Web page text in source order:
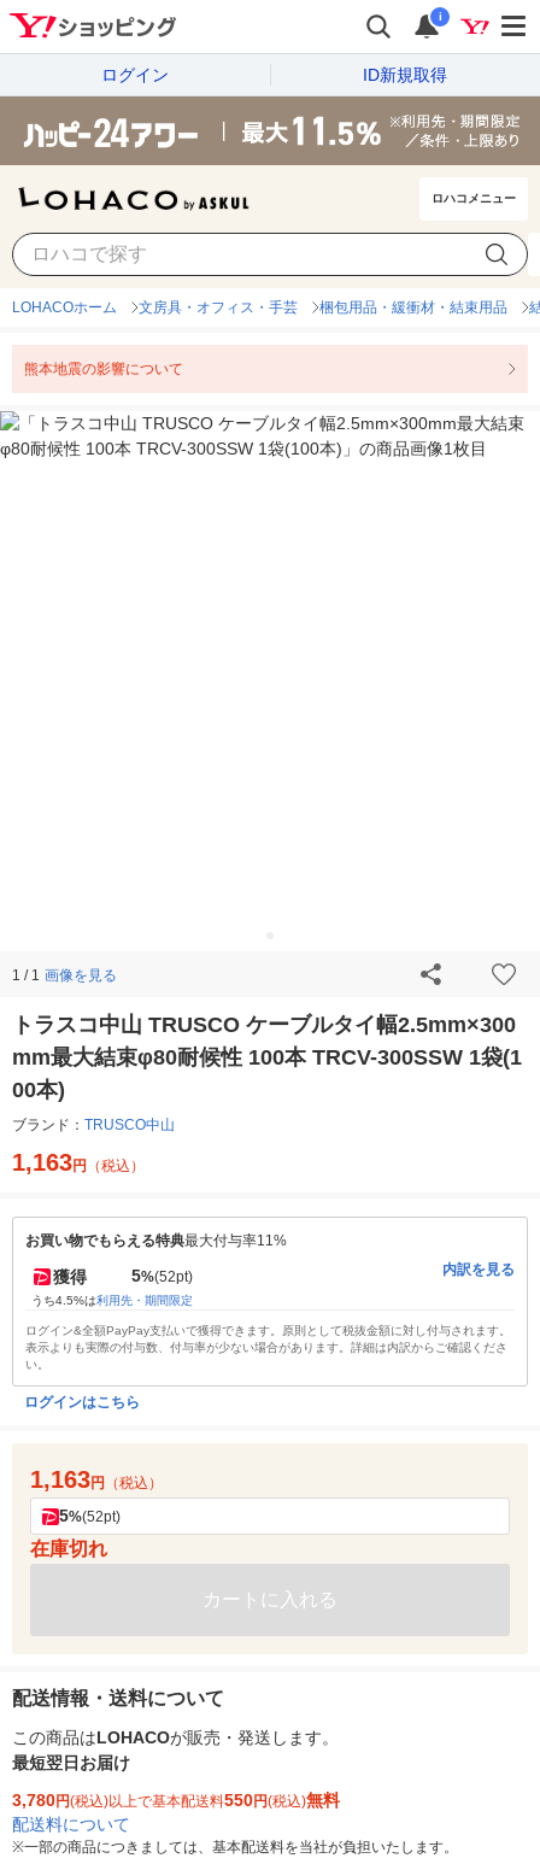
i
ログイン ID新規取得
ロハコメニュー
LOHACOホーム 文房具・オフィス・手芸 梱包用品・緩衝材・結束用品
熊本地震の影響について
1 / 1 画像を見る
トラスコ中山 TRUSCO ケーブルタイ幅2.5mm×300
mm最大結束φ80耐候性 100本 TRCV-300SSW 1袋(1
00本)
ブランド： TRUSCO中山
1,163円 （税込）
お買い物でもらえる特典最大付与率11%
獲得 5%(52pt)
うち4.5%は利用先・期間限定
内訳を見る
ログイン&全額PayPay支払いで獲得できます。原則として税抜金額に対し付与されます。
表示よりも実際の付与数、付与率が少ない場合があります。詳細は内訳からご確認くださ
い。
ログインはこちら
1,163円 （税込）
5%(52pt)
在庫切れ
カートに入れる
配送情報・送料について
この商品はLOHACOが販売・発送します。
最短翌日お届け
3,780円(税込)以上で基本配送料550円(税込)無料
配送料について
※一部の商品につきましては、基本配送料を当社が負担いたします。